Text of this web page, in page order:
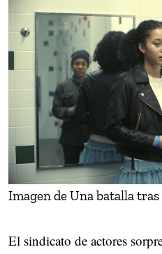
Imagen de Una batalla
El sindicato de actores